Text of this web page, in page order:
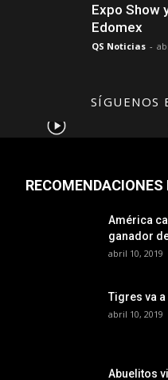
Expo Show
Edomex
QS Noticias -
SÍGUENOS
RECOMENDACIONES
América
ganador
abril 10, 2019
Tigres va
abril 10, 2019
Abuelitos